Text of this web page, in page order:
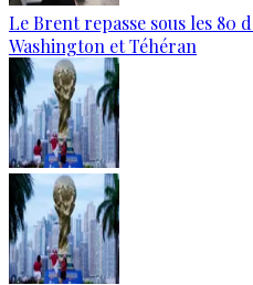
Le Brent repasse sous les 80
Washington et Téhéran